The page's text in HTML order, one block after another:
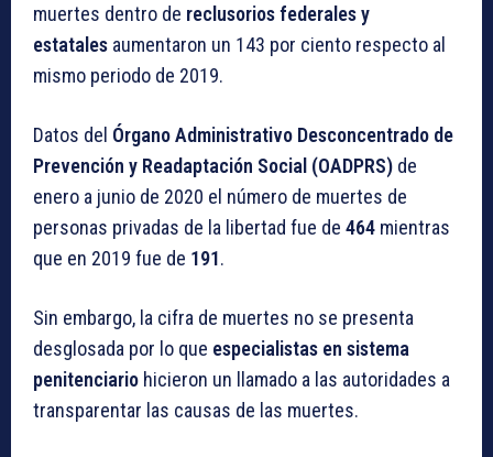
muertes dentro de reclusorios federales y
estatales aumentaron un 143 por ciento respecto al
mismo periodo de 2019.
Datos del Órgano Administrativo Desconcentrado de
Prevención y Readaptación Social (OADPRS) de
enero a junio de 2020 el número de muertes de
personas privadas de la libertad fue de 464 mientras
que en 2019 fue de 191.
Sin embargo, la cifra de muertes no se presenta
desglosada por lo que especialistas en sistema
penitenciario hicieron un llamado a las autoridades a
transparentar las causas de las muertes.